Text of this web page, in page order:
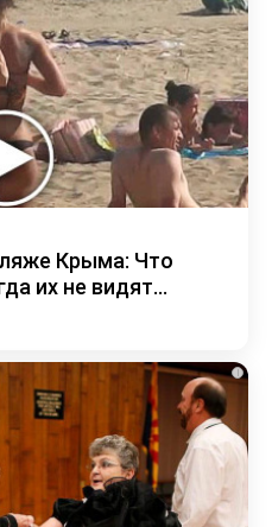
Крыма: Что
их не видят...
i